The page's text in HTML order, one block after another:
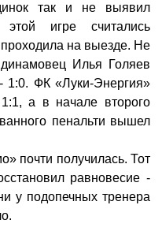
так и не выявил
игре считались
на выезде. Не
Илья Голяев
1:0. ФК «Луки-Энергия»
а в начале второго
пенальти вышел
почти получилась. Тот
равновесие -
у подопечных тренера